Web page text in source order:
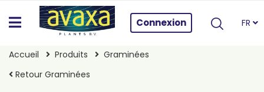
Connexion FR
Accueil Produits
Graminées
Retour Graminées